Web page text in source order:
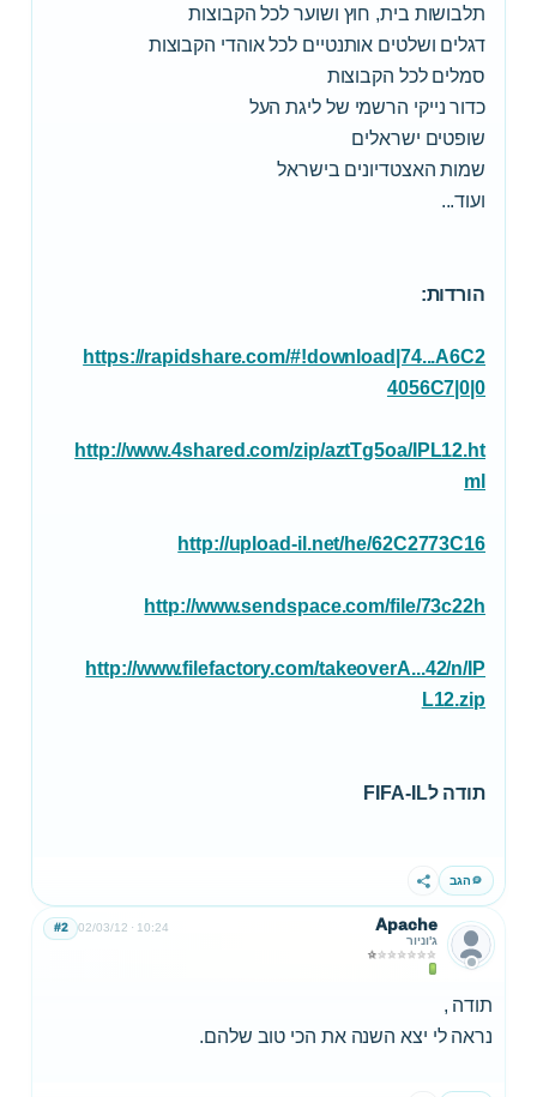
תלבושות בית, חוץ ושוער לכל הקבוצות
דגלים ושלטים אותנטיים לכל אוהדי הקבוצות
סמלים לכל הקבוצות
כדור נייקי הרשמי של ליגת העל
שופטים ישראלים
שמות האצטדיונים בישראל
ועוד...
הורדות:
https://rapidshare.com/#!download|74...A6C2
4056C7|0|0
http://www.4shared.com/zip/aztTg5oa/IPL12.ht
ml
http://upload-il.net/he/62C2773C16
http://www.sendspace.com/file/73c22h
http://www.filefactory.com/takeoverA...42/n/IP
L12.zip
תודה לFIFA-IL
הגב שתף
Apache
ג'וניור
02/03/12 10:24
#2
תודה ,
נראה לי יצא השנה את הכי טוב שלהם.